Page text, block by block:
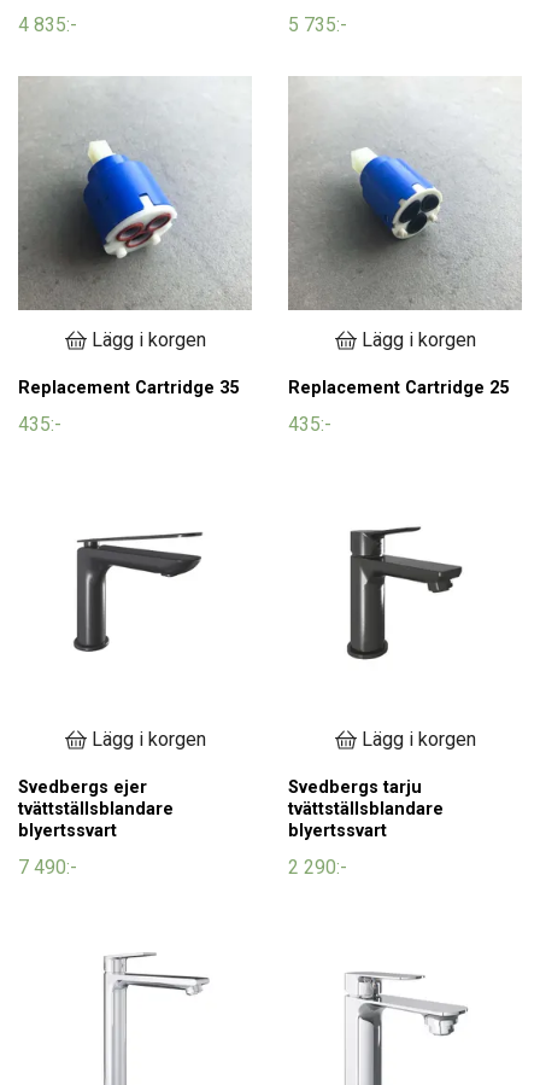
4 835:- 5 735:-
Lägg i korgen
Replacement Cartridge 35
435:-
Lägg i korgen
Replacement Cartridge 25
435:-
Lägg i korgen
Svedbergs ejer
tvättställsblandare
blyertssvart
7 490:-
Lägg i korgen
Svedbergs tarju
tvättställsblandare
blyertssvart
2 290:-